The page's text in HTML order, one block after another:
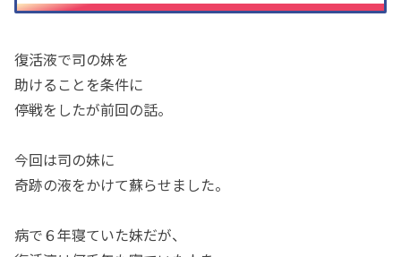
復活液で司の妹を
助けることを条件に
停戦をしたが前回の話。
今回は司の妹に
奇跡の液をかけて蘇らせました。
病で６年寝ていた妹だが、